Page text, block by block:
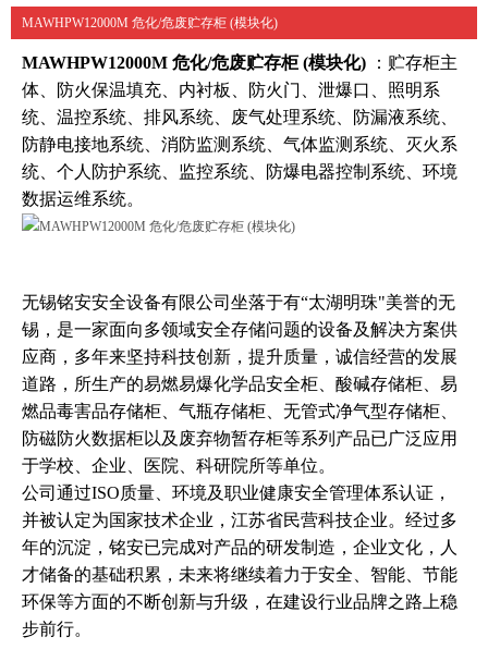
MAWHPW12000M 危化/危废贮存柜 (模块化)
MAWHPW12000M 危化/危废贮存柜 (模块化)
：贮存柜主
体、防火保温填充、内衬板、防火门、泄爆口、照明系
统、温控系统、排风系统、废气处理系统、防漏液系统、
防静电接地系统、消防监测系统、气体监测系统、灭火系
统、个人防护系统、监控系统、防爆电器控制系统、环境
数据运维系统。
无锡铭安安全设备有限公司坐落于有“太湖明珠"美誉的无
锡，是一家面向多领域安全存储问题的设备及解决方案供
应商，多年来坚持科技创新，提升质量，诚信经营的发展
道路，所生产的易燃易爆化学品安全柜、酸碱存储柜、易
燃品毒害品存储柜、气瓶存储柜、无管式净气型存储柜、
防磁防火数据柜以及废弃物暂存柜等系列产品已广泛应用
于学校、企业、医院、科研院所等单位。
公司通过ISO质量、环境及职业健康安全管理体系认证，
并被认定为国家技术企业，江苏省民营科技企业。经过多
年的沉淀，铭安已完成对产品的研发制造，企业文化，人
才储备的基础积累，未来将继续着力于安全、智能、节能
环保等方面的不断创新与升级，在建设行业品牌之路上稳
步前行。